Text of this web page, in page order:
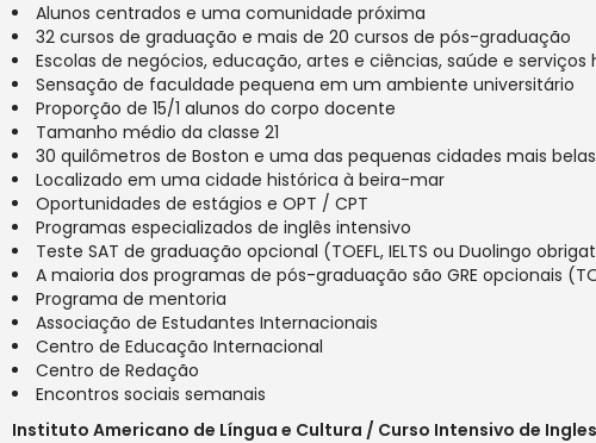
Alunos centrados e uma comunidade próxima
32 cursos de graduação e mais de 20 cursos de pós-graduação
Escolas de negócios, educação, artes e ciências, saúde e serviços
Sensação de faculdade pequena em um ambiente universitário
Proporção de 15/1 alunos do corpo docente
Tamanho médio da classe 21
30 quilômetros de Boston e uma das pequenas cidades mais belas
Localizado em uma cidade histórica à beira-mar
Oportunidades de estágios e OPT / CPT
Programas especializados de inglês intensivo
Teste SAT de graduação opcional (TOEFL, IELTS ou Duolingo
A maioria dos programas de pós-graduação são GRE opcionais
Programa de mentoria
Associação de Estudantes Internacionais
Centro de Educação Internacional
Centro de Redação
Encontros sociais semanais
Instituto Americano de Língua e Cultura / Curso Intensivo de Ingles